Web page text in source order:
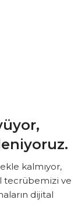
kalmıyor,
tecrübemizi ve
dijital